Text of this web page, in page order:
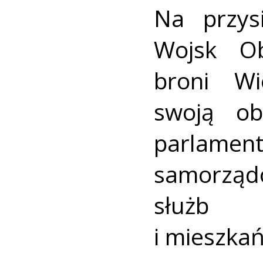
Na
Wojsk
broni
swoją
służb
i